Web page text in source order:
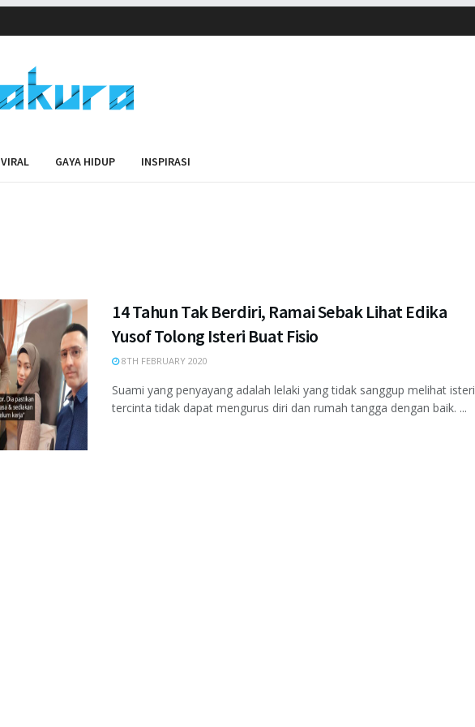
VIRAL GAYA HIDUP INSPIRASI
14 Tahun Tak Berdiri, Ramai Sebak Lihat Edika
Yusof Tolong Isteri Buat Fisio
8TH FEBRUARY 2020
Suami yang penyayang adalah lelaki yang tidak sanggup melihat isteri
tercinta tidak dapat mengurus diri dan rumah tangga dengan baik. ...